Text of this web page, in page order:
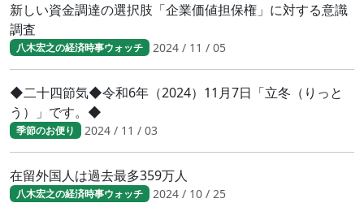
新しい資金調達の選択肢「企業価値担保権」に対する意識
調査
八木宏之の経済時事ウォッチ 2024 / 11 / 05
◆二十四節気◆令和6年（2024）11月7日「立冬（りっと
う）」です。◆
季節のお便り 2024 / 11 / 03
在留外国人は過去最多359万人
八木宏之の経済時事ウォッチ 2024 / 10 / 25